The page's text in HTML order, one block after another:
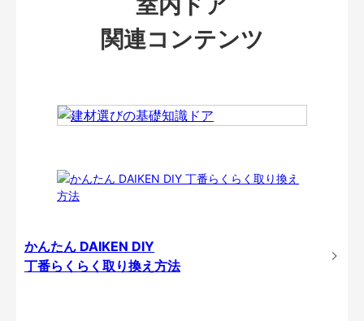
関連コンテンツ
かんたん DAIKEN DIY
丁番らくらく取り換え方法